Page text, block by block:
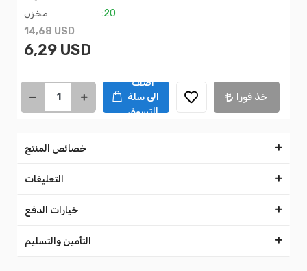
مخزن
:20
14,68 USD
6,29 USD
اضف
الى سلة
التسوق
خذ فورا
خصائص المنتج
التعليقات
خيارات الدفع
التأمين والتسليم